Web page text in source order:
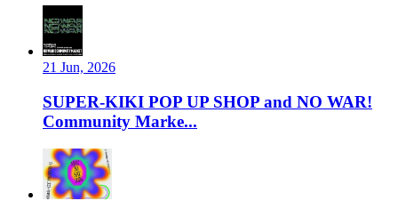
21 Jun, 2026
SUPER-KIKI POP UP SHOP and NO WAR!
Community Marke...